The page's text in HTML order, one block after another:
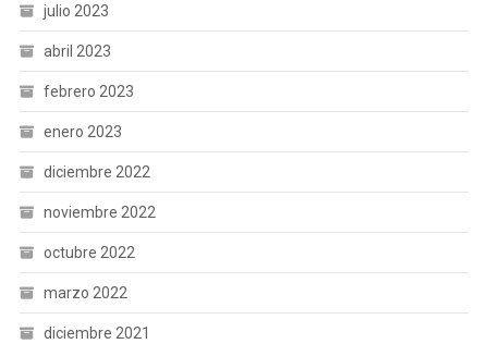
julio 2023
abril 2023
febrero 2023
enero 2023
diciembre 2022
noviembre 2022
octubre 2022
marzo 2022
diciembre 2021